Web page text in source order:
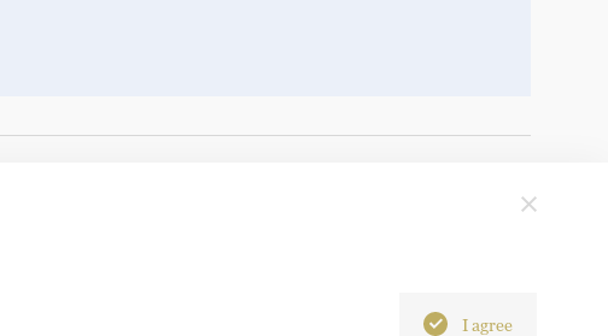
I agree